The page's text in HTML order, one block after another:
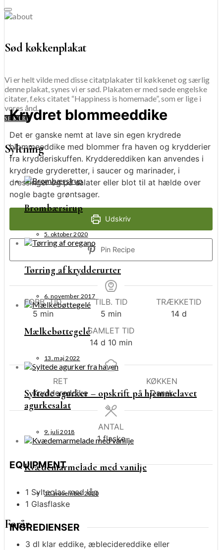
Sød køkkenplakat
Vi er helt vilde med disse citatplakater til køkkenet og særlig
denne plakat, synes vi er sød. Plakaten er med søde engelske
citater, f.eks citatet “Happiness is homemade”, som er lige i
vores ånd.
SE MERE
Syltning
Brombærsirup
5. oktober 2020
Tørring af krydderurter
6. november 2017
Mælkebøttegelé
13. maj 2022
Syltede agurker – opskrift på hjemmelavet
agurkesalat
9. juli 2018
Kvædemarmelade med vanilje
10. november 2020
Forår
Krydret blommeeddike
Det er ganske nemt at lave sin egen krydrede
blommeeddike med blommer fra haven og krydderier
fra krydderiskuffen. Kryddereddiken kan anvendes i
krydrede gryderetter, i saucer og marinader, i
dressinger og på salater eller blot til at hælde over
nogle bagte grøntsager.
Udskriv
Pin Recipe
FORB. TID
5 minutter
min
TILB. TID
5 minutter
min
TRÆKKETID
14dage
d
SAMLET TID
14dage
d 10 minutter
min
RET
Kryddereddike
KØKKEN
Dansk
ANTAL
1 flaske
EQUIPMENT
1 Sylteglas med låg
1 Glasflaske
INGREDIENSER
3 dl klar eddike, æblecidereddike eller